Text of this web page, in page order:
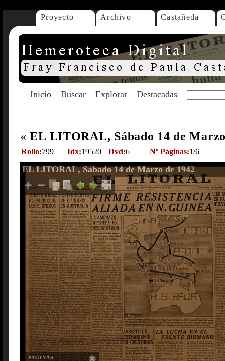
Proyecto Archivo Castañeda
Inicio Buscar Explorar Destacadas
« EL LITORAL, Sábado 14 de
Rollo:799 Idx:19520 Dvd:6 Nº Páginas:1/6
EL LITORAL, Sábado 14 de Marzo de 1942
PAGINAS